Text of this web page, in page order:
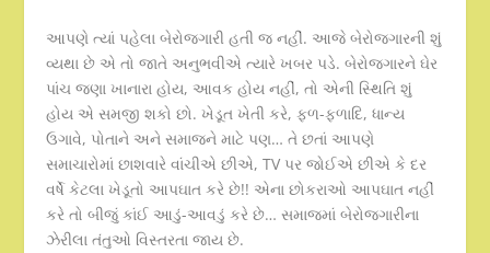
આપણે ત્યાં પહેલા બેરોજગારી હતી જ નહીં. આજે બેરોજગારની શું
વ્યથા છે એ તો જાતે અનુભવીએ ત્યારે ખબર પડે. બેરોજગારને ઘેર
પાંચ જણા ખાનારા હોય, આવક હોય નહીં, તો એની સ્થિતિ શું
હોય એ સમજી શકો છો. ખેડૂત ખેતી કરે, ફળ-ફળાદિ, ધાન્ય
ઉગાવે, પોતાને અને સમાજને માટે પણ… તે છતાં આપણે
સમાચારોમાં છાશવારે વાંચીએ છીએ, TV પર જોઈએ છીએ કે દર
વર્ષે કેટલા ખેડૂતો આપઘાત કરે છે!! એના છોકરાઓ આપઘાત નહીં
કરે તો બીજું કાંઈ આડું-આવડું કરે છે… સમાજમાં બેરોજગારીના
ઝેરીલા તંતુઓ વિસ્તરતા જાય છે.